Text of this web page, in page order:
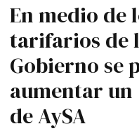
En medio de
tarifarios de
Gobierno se
aumentar un
de AySA